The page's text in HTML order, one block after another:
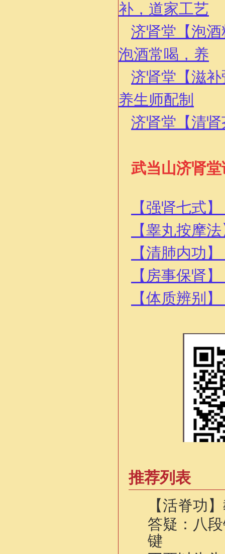
补，道家工艺
济肾堂【泡
泡酒常喝，养
济肾堂【滋
养生师配制
济肾堂【清
武当山济肾
【强肾七式
【睾丸按摩
【清肺内功
【房事保肾
【体质辨别
推荐列表
【活脊功
答疑：八
键